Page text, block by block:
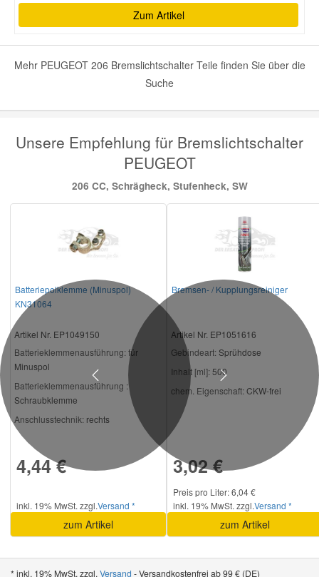
Zum Artikel
Mehr PEUGEOT 206 Bremslichtschalter Teile finden Sie über die
Suche
Unsere Empfehlung für Bremslichtschalter
PEUGEOT
206 CC, Schrägheck, Stufenheck, SW
Batteriepolklemme (Minuspol)
KN31064
Artikel Nr. EP1049150
Batterieklemmenausführung: für
Minuspol
Batterieklemmenausführung :
Schraubklemme
Anschlusstechnik: rechts
4,44 €
inkl. 19% MwSt. zzgl.Versand *
zum Artikel
Bremsen- / Kupplungsreiniger
Artikel Nr. EP1051616
Gebindeart: Sprühdose
Inhalt [ml]: 500
chem. Eigenschaft: CKW-frei
3,02 €
Preis pro Liter: 6,04 €
inkl. 19% MwSt. zzgl.Versand *
zum Artikel
Previous Next
* inkl. 19% MwSt. zzgl. Versand - Versandkostenfrei ab 99 € (DE)